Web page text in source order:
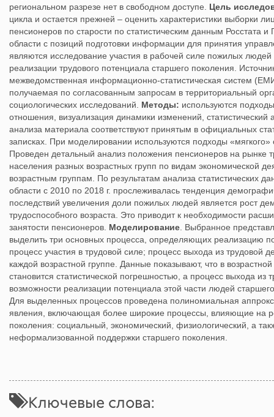
региональном разрезе нет в свободном доступе. Цель
цикла и остается прежней – оценить характеристики выборки
пенсионеров по старости по статистическим данным Росстата
области с позиций подготовки информации для принятия
являются исследование участия в рабочей силе пожилых
реализации трудового потенциала старшего поколения.
межведомственная информационно-статистическая систем
получаемая по согласованным запросам в территориальный
социологических исследований. Методы: используются
отношения, визуализация динамики изменений, статистический
анализа материала соответствуют принятым в официальных
записках. При моделировании используются подходы
Проведен детальный анализ положения пенсионеров на рынке
населения разных возрастных групп по видам экономической
возрастным группам. По результатам анализа статистических
области с 2010 по 2018 г. прослеживалась тенденция
последствий увеличения доли пожилых людей является рост
трудоспособного возраста. Это приводит к необходимости
занятости пенсионеров. Моделирование . Выбранное
выделить три основных процесса, определяющих реализацию
процесс участия в трудовой силе; процесс выхода из трудовой
каждой возрастной группе. Данные показывают, что в
становится статистической погрешностью, а процесс выхода из
возможности реализации потенциала этой части людей
Для выделенных процессов проведена полиномиальная
явления, включающая более широкие процессы, влияющие на
поколения: социальный, экономический, физиологический, а
неформализованной поддержки старшего поколения.
Ключевые слова: